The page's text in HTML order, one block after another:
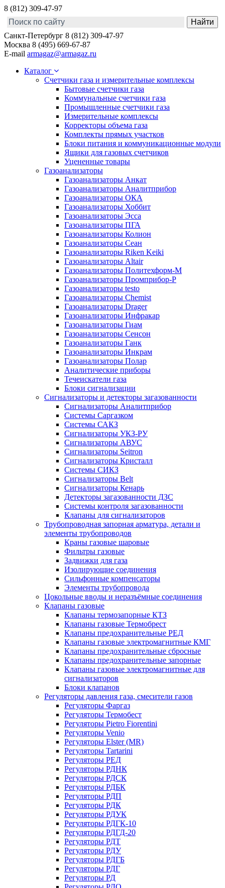
8 (812) 309-47-97
Санкт-Петербург 8 (812) 309-47-97
Москва 8 (495) 669-67-87
E-mail armagaz@armagaz.ru
Каталог
Счетчики газа и измерительные комплексы
Бытовые счетчики газа
Коммунальные счетчики газа
Промышленные счетчики газа
Измерительные комплексы
Корректоры объема газа
Комплекты прямых участков
Блоки питания и коммуникационные модули
Ящики для газовых счетчиков
Уцененные товары
Газоанализаторы
Газоанализаторы Анкат
Газоанализаторы Аналитприбор
Газоанализаторы ОКА
Газоанализаторы Хоббит
Газоанализаторы Эсса
Газоанализаторы ПГА
Газоанализаторы Колион
Газоанализаторы Сеан
Газоанализаторы Riken Keiki
Газоанализаторы Altair
Газоанализаторы Политехформ-М
Газоанализаторы Промприбор-Р
Газоанализаторы testo
Газоанализаторы Chemist
Газоанализаторы Drager
Газоанализаторы Инфракар
Газоанализаторы Гиам
Газоанализаторы Сенсон
Газоанализаторы Ганк
Газоанализаторы Инкрам
Газоанализаторы Полар
Аналитические приборы
Течеискатели газа
Блоки сигнализации
Сигнализаторы и детекторы загазованности
Сигнализаторы Аналитприбор
Системы Саргазком
Системы САКЗ
Сигнализаторы УКЗ-РУ
Сигнализаторы АВУС
Сигнализаторы Seitron
Сигнализаторы Кристалл
Системы СИКЗ
Сигнализаторы Belt
Сигнализаторы Кенарь
Детекторы загазованности ДЗС
Системы контроля загазованности
Клапаны для сигнализаторов
Трубопроводная запорная арматура, детали и
элементы трубопроводов
Краны газовые шаровые
Фильтры газовые
Задвижки для газа
Изолирующие соединения
Сильфонные компенсаторы
Элементы трубопровода
Цокольные вводы и неразъёмные соединения
Клапаны газовые
Клапаны термозапорные КТЗ
Клапаны газовые Термобрест
Клапаны предохранительные РЕД
Клапаны газовые электромагнитные КМГ
Клапаны предохранительные сбросные
Клапаны предохранительные запорные
Клапаны газовые электромагнитные для
сигнализаторов
Блоки клапанов
Регуляторы давления газа, смесители газов
Регуляторы Фаргаз
Регуляторы Термобест
Регуляторы Pietro Fiorentini
Регуляторы Venio
Регуляторы Elster (MR)
Регуляторы Tartarini
Регуляторы РЕД
Регуляторы РДНК
Регуляторы РДСК
Регуляторы РДБК
Регуляторы РДП
Регуляторы РДК
Регуляторы РДУК
Регуляторы РДГК-10
Регуляторы РДГД-20
Регуляторы РДТ
Регуляторы РДУ
Регуляторы РДГБ
Регуляторы РДГ
Регуляторы РД